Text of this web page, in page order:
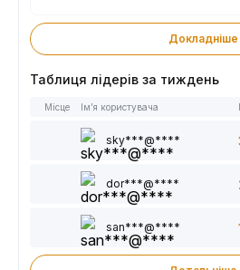
Докладніше
Таблиця лідерів за тиждень
Місце Ім’я користувача
sky***@****
dor***@****
san***@****